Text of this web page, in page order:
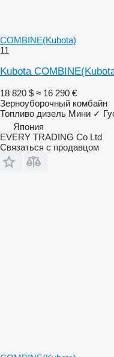
COMBINE(Kubota)
11
Kubota
18 820 $ ≈ 16 290 €
Зерноуборочный комбайн
Топливо дизель Мини ✓
Япония
EVERY TRADING Co Ltd
Связаться с продавцом